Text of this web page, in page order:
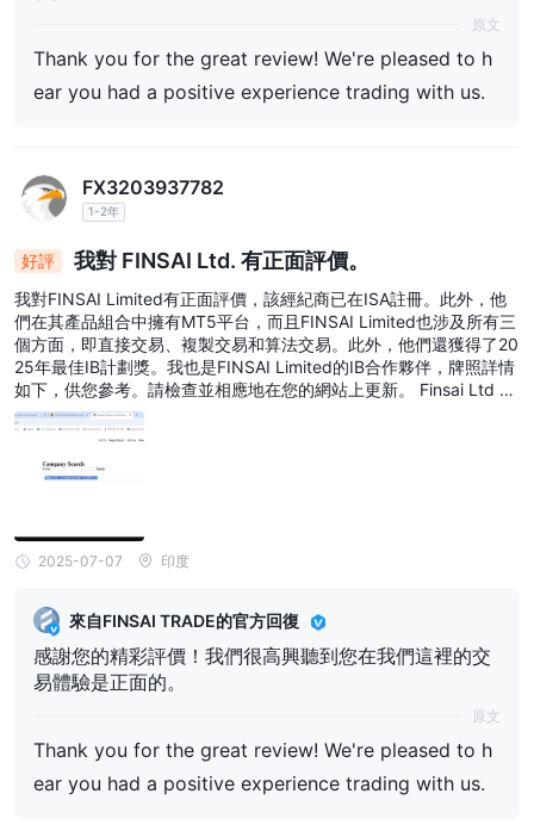
原文
Thank you for the great review! We're pleased to h
ear you had a positive experience trading with us.
FX3203937782
1-2年
好評 我對 FINSAI Ltd. 有正面評價。
我對FINSAI Limited有正面評價，該經紀商已在ISA註冊。此外，他
們在其產品組合中擁有MT5平台，而且FINSAI Limited也涉及所有三
個方面，即直接交易、複製交易和算法交易。此外，他們還獲得了20
25年最佳IB計劃獎。我也是FINSAI Limited的IB合作夥伴，牌照詳情
如下，供您參考。請檢查並相應地在您的網站上更新。 Finsai Ltd -
牌照號碼: 052943-033,
2025-07-07 印度
來自FINSAI TRADE的官方回復
感謝您的精彩評價！我們很高興聽到您在我們這裡的交
易體驗是正面的。
原文
Thank you for the great review! We're pleased to h
ear you had a positive experience trading with us.